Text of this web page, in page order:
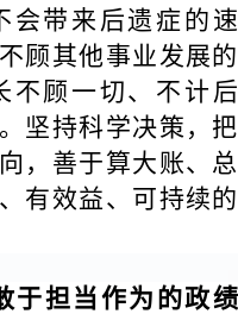
会带来后遗症的速
顾其他事业发展的
不顾一切、不计后
坚持科学决策，把
，善于算大账、总
有效益、可持续的
于担当作为的政绩